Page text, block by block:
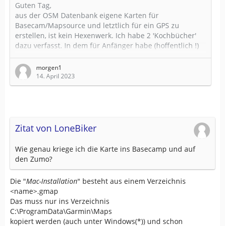
Guten Tag,
aus der OSM Datenbank eigene Karten für
Basecam/Mapsource und letztlich für ein GPS zu
erstellen, ist kein Hexenwerk. Ich habe 2 'Kochbücher'
dazu verfasst. In dem für Anfänger habe (hoffentlich !)
verständlich und mit Beispielen zum 'nachkochen'
selberbauen die Grundlagen dargelegt. Kann man unter
Kleines Kochbuch.pdf
hat und Lust auf besseres verspürt kann die
morgen1
14. April 2023
Zitat von LoneBiker
Wie genau kriege ich die Karte ins Basecamp und auf
den Zumo?
Die "Mac-Installation" besteht aus einem Verzeichnis
<name>.gmap
Das muss nur ins Verzeichnis
C:\ProgramData\Garmin\Maps
kopiert werden (auch unter Windows(*)) und schon